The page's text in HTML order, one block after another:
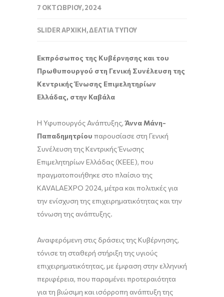
7 ΟΚΤΩΒΡΊΟΥ, 2024
SLIDER ΑΡΧΙΚΉ,ΔΕΛΤΊΑ ΤΎΠΟΥ
Εκπρόσωπος της Κυβέρνησης και του
Πρωθυπουργού στη Γενική Συνέλευση της
Κεντρικής Ένωσης Επιμελητηρίων
Ελλάδας, στην Καβάλα
Η Υφυπουργός Ανάπτυξης,Άννα Μάνη-
Παπαδημητρίου παρουσίασε στη Γενική
Συνέλευση της Κεντρικής Ένωσης
Επιμελητηρίων Ελλάδας (ΚΕΕΕ), που
πραγματοποιήθηκε στο πλαίσιο της
KAVALAEXPO 2024, μέτρα και πολιτικές για
την ενίσχυση της επιχειρηματικότητας και την
τόνωση της ανάπτυξης.
Αναφερόμενη στις δράσεις της Κυβέρνησης,
τόνισε τη σταθερή στήριξη της υγιούς
επιχειρηματικότητας, με έμφαση στην ελληνική
περιφέρεια, που παραμένει προτεραιότητα
για τη βιώσιμη και ισόρροπη ανάπτυξη της